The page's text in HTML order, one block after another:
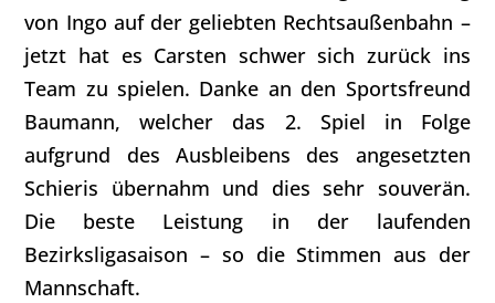
von Ingo auf der geliebten Rechtsaußenbahn –
jetzt hat es Carsten schwer sich zurück ins
Team zu spielen. Danke an den Sportsfreund
Baumann, welcher das 2. Spiel in Folge
aufgrund des Ausbleibens des angesetzten
Schieris übernahm und dies sehr souverän.
Die beste Leistung in der laufenden
Bezirksligasaison – so die Stimmen aus der
Mannschaft.